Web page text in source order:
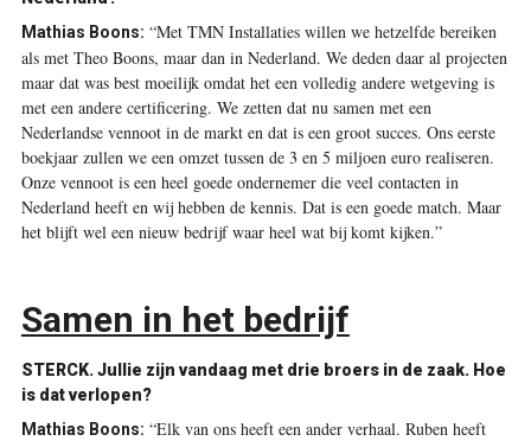
Mathias Boons: “Met TMN Installaties willen we hetzelfde bereiken
als met Theo Boons, maar dan in Nederland. We deden daar al projecten
maar dat was best moeilijk omdat het een volledig andere wetgeving is
met een andere certificering. We zetten dat nu samen met een
Nederlandse vennoot in de markt en dat is een groot succes. Ons eerste
boekjaar zullen we een omzet tussen de 3 en 5 miljoen euro realiseren.
Onze vennoot is een heel goede ondernemer die veel contacten in
Nederland heeft en wij hebben de kennis. Dat is een goede match. Maar
het blijft wel een nieuw bedrijf waar heel wat bij komt kijken.”
Samen in het bedrijf
STERCK. Jullie zijn vandaag met drie broers in de zaak. Hoe
is dat verlopen?
Mathias Boons: “Elk van ons heeft een ander verhaal. Ruben heeft